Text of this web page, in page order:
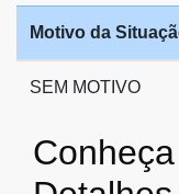
Motivo da
SEM MOTIVO